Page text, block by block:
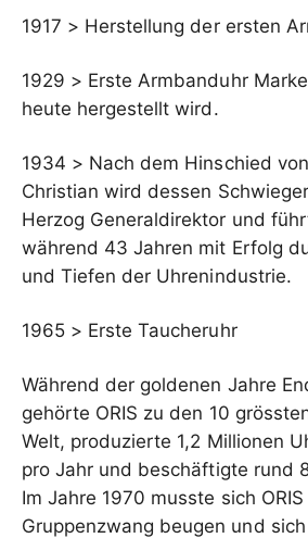
1917 > Herstellung der ersten
1929 > Erste Armbanduhr
heute hergestellt wird.
1934 > Nach dem Hinschied
Christian wird dessen
Herzog Generaldirektor und
während 43 Jahren mit Erfolg
und Tiefen der Uhrenindustrie.
1965 > Erste Taucheruhr
Während der goldenen Jahre
gehörte ORIS zu den 10
Welt, produzierte 1,2 Millionen
pro Jahr und beschäftigte rund
Im Jahre 1970 musste sich
Gruppenzwang beugen und